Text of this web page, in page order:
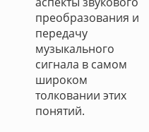
преобразования и
передачу
музыкального
сигнала в самом
широком
толковании этих
понятий.